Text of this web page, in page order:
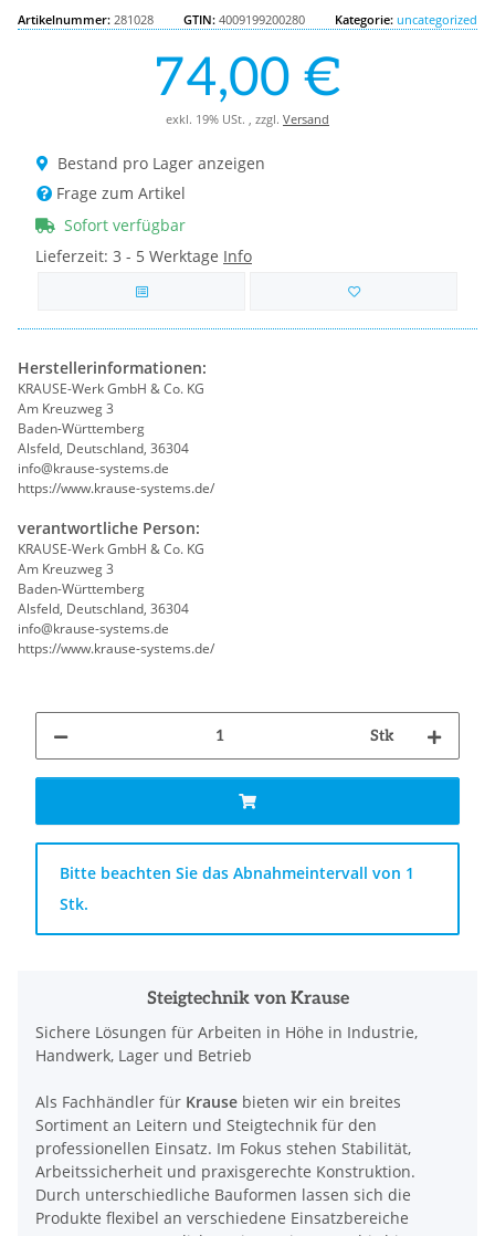
Artikelnummer: 281028 GTIN: 4009199200280 Kategorie: uncategorized
74,00 €
exkl. 19% USt. , zzgl. Versand
Bestand pro Lager anzeigen
Frage zum Artikel
Sofort verfügbar
Lieferzeit: 3 - 5 Werktage Info
Herstellerinformationen:
KRAUSE-Werk GmbH & Co. KG
Am Kreuzweg 3
Baden-Württemberg
Alsfeld, Deutschland, 36304
info@krause-systems.de
https://www.krause-systems.de/
verantwortliche Person:
KRAUSE-Werk GmbH & Co. KG
Am Kreuzweg 3
Baden-Württemberg
Alsfeld, Deutschland, 36304
info@krause-systems.de
https://www.krause-systems.de/
Stk
x
Bitte beachten Sie das Abnahmeintervall von 1
Stk.
Steigtechnik von Krause
Sichere Lösungen für Arbeiten in Höhe in Industrie,
Handwerk, Lager und Betrieb
Als Fachhändler für Krause bieten wir ein breites
Sortiment an Leitern und Steigtechnik für den
professionellen Einsatz. Im Fokus stehen Stabilität,
Arbeitssicherheit und praxisgerechte Konstruktion.
Durch unterschiedliche Bauformen lassen sich die
Produkte flexibel an verschiedene Einsatzbereiche